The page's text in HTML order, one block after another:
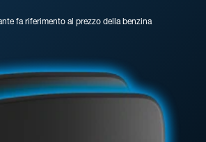
fa riferimento al prezzo della benzina